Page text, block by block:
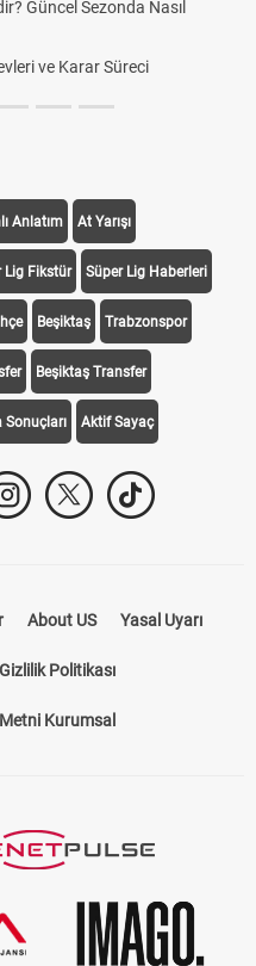
Nasıl
Deplasman
DGS
Anlatım At Yarışı
Lig Fikstür Süper Lig Haberleri
Beşiktaş Trabzonspor
Beşiktaş Transfer
Sonuçları Aktif Sayaç